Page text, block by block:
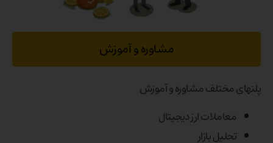
مشاوره و آموزش
پلنهای مختلف مشاوره و آموزش
معاملات ارز دیجیتال
تحلیل بازار